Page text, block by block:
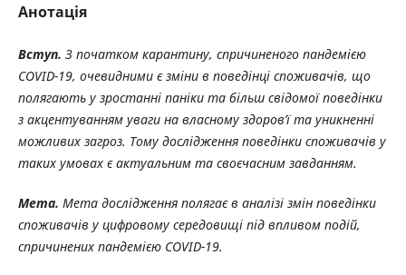
Анотація
Вступ. З початком карантину, спричиненого пандемією
COVID-19, очевидними є зміни в поведінці споживачів, що
полягають у зростанні паніки та більш свідомої поведінки
з акцентуванням уваги на власному здоров’ї та уникненні
можливих загроз. Тому дослідження поведінки споживачів у
таких умовах є актуальним та своєчасним завданням.
Мета. Мета дослідження полягає в аналізі змін поведінки
споживачів у цифровому середовищі під впливом подій,
спричинених пандемією COVID-19.